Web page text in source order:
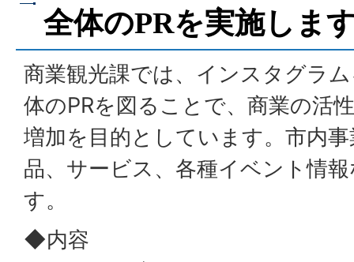
全体のPRを実施しま
商業観光課では、インスタグラ
体のPRを図ることで、商業の活
増加を目的としています。市内
品、サービス、各種イベント情
す。
◆内容